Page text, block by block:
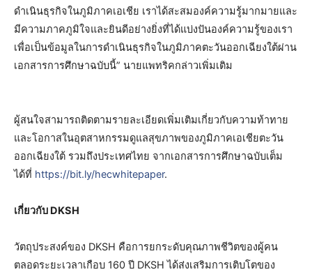
ดำเนินธุรกิจในภูมิภาคเอเชีย เราได้สะสมองค์ความรู้มากมายและ
มีความภาคภูมิใจและยินดีอย่างยิ่งที่ได้แบ่งปันองค์ความรู้ของเรา
เพื่อเป็นข้อมูลในการดำเนินธุรกิจในภูมิภาคตะวันออกเฉียงใต้ผ่าน
เอกสารการศึกษาฉบับนี้” นายแพทริคกล่าวเพิ่มเติม
ผู้สนใจสามารถติดตามรายละเอียดเพิ่มเติมเกี่ยวกับความท้าทาย
และโอกาสในอุตสาหกรรมดูแลสุขภาพของภูมิภาคเอเชียตะวัน
ออกเฉียงใต้ รวมถึงประเทศไทย จากเอกสารการศึกษาฉบับเต็ม
ได้ที่ https://bit.ly/hecwhitepaper.
เกี่ยวกับ DKSH
วัตถุประสงค์ของ DKSH คือการยกระดับคุณภาพชีวิตของผู้คน
ตลอดระยะเวลาเกือบ 160 ปี DKSH ได้ส่งเสริมการเติบโตของ